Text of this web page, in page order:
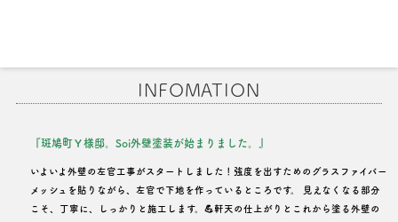
INFOMATION
『斑鳩町Ｙ様邸。Soi外壁塗装が始まりました。』
いよいよ外壁の左官工事がスタートしました！強度を出すためのグラスファイバー
メッシュを貼りながら、左官で下地を作っているところです。 見えなくなる部分
こそ、丁寧に、しっかりと施工します。💪軒天の仕上がりとこれから塗る外壁の